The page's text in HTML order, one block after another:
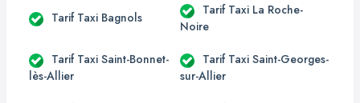
Tarif Taxi Bagnols
Tarif Taxi La Roche-
Noire
Tarif Taxi Saint-Bonnet-
lès-Allier
Tarif Taxi Saint-Georges-
sur-Allier